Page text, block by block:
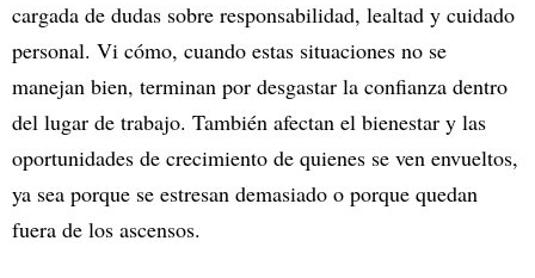
cargada de dudas sobre responsabilidad, lealtad y cuidado
personal. Vi cómo, cuando estas situaciones no se
manejan bien, terminan por desgastar la confianza dentro
del lugar de trabajo. También afectan el bienestar y las
oportunidades de crecimiento de quienes se ven envueltos,
ya sea porque se estresan demasiado o porque quedan
fuera de los ascensos.